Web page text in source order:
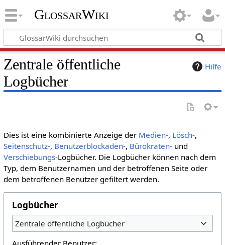
GlossarWiki
Hilfe
Zentrale öffentliche
Logbücher
Dies ist eine kombinierte Anzeige der Medien-, Lösch-,
Seitenschutz-, Benutzerblockaden-, Bürokraten-und
Verschiebungs-Logbücher. Die Logbücher können nach dem
Typ, dem Benutzernamen und der betroffenen Seite oder
dem betroffenen Benutzer gefiltert werden.
Logbücher
Zentrale öffentliche Logbücher
Ausführender Benutzer: